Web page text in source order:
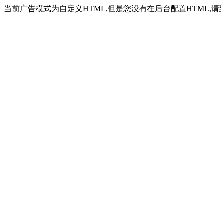
当前广告模式为自定义HTML,但是您没有在后台配置HTML,